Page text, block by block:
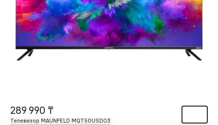
289 990 ₸
Телевизор MAUNFELD MQT50USD03